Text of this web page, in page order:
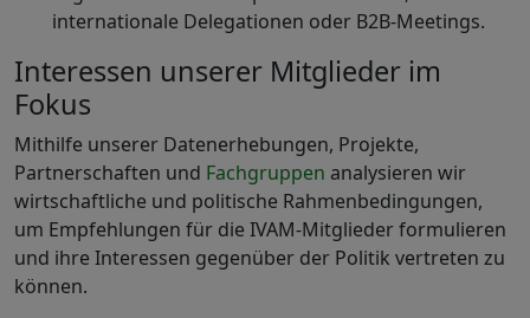
internationale Delegationen oder B2B-Meetings.
Interessen unserer Mitglieder im
Fokus
Mithilfe unserer Datenerhebungen, Projekte,
Partnerschaften und Fachgruppen analysieren wir
wirtschaftliche und politische Rahmenbedingungen,
um Empfehlungen für die IVAM-Mitglieder formulieren
und ihre Interessen gegenüber der Politik vertreten zu
können.